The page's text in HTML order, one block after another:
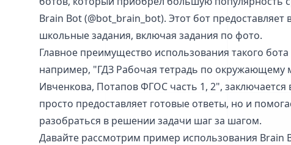
Brain Bot (@bot_brain_bot). Этот бот
школьные задания, включая задания по фото.
Главное преимущество использования такого
например, "ГДЗ Рабочая тетрадь по окружающему
Ивченкова, Потапов ФГОС часть 1, 2", заключается
просто предоставляет готовые ответы, но и
разобраться в решении задачи шаг за шагом.
Давайте рассмотрим пример использования Brain